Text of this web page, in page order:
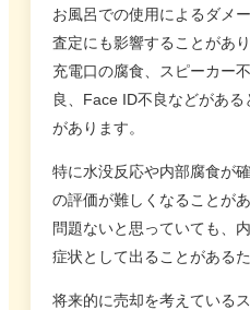
お風呂での使用によるダメ
査定にも影響することがあ
充電口の腐食、スピーカー
良、Face ID不良などがあ
があります。
特に水没反応や内部腐食が
の評価が難しくなることが
問題ないと思っていても、
症状として出ることがある
将来的に売却を考えている